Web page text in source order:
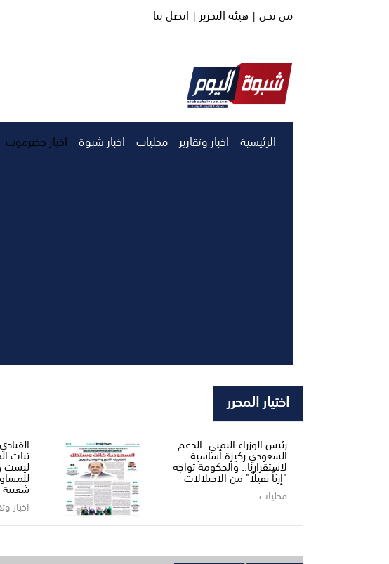
من نحن | هيئة التحرير | اتصل بنا
الرئيسية اخبار وتقارير محليات اخبار شبوة اخبار حضرموت
اختيار المحرر
رئيس الوزراء اليمني: الدعم
السعودي ركيزة أساسية
لاستقرارنا.. والحكومة تواجه
"إرثاً ثقيلاً" من الاختلالات
محليات
ثبات
ليست
اخبار